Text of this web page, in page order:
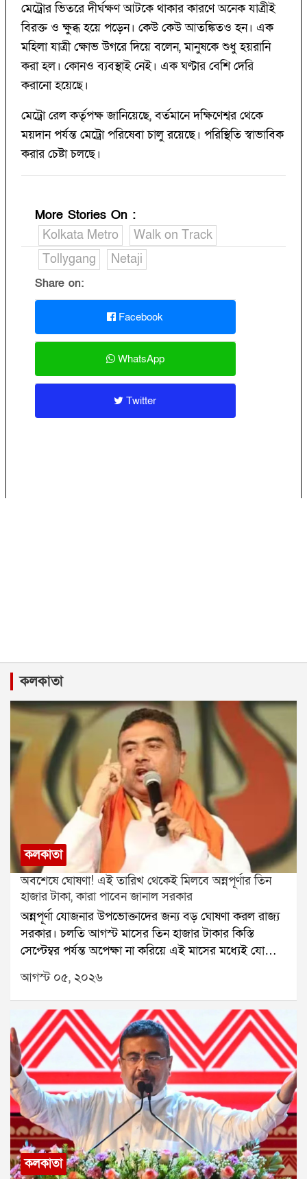
মেট্রোর ভিতরে দীর্ঘক্ষণ আটকে থাকার কারণে অনেক যাত্রীই
বিরক্ত ও ক্ষুব্ধ হয়ে পড়েন। কেউ কেউ আতঙ্কিতও হন। এক
মহিলা যাত্রী ক্ষোভ উগরে দিয়ে বলেন, মানুষকে শুধু হয়রানি
করা হল। কোনও ব্যবস্থাই নেই। এক ঘণ্টার বেশি দেরি
করানো হয়েছে।
মেট্রো রেল কর্তৃপক্ষ জানিয়েছে, বর্তমানে দক্ষিণেশ্বর থেকে
ময়দান পর্যন্ত মেট্রো পরিষেবা চালু রয়েছে। পরিস্থিতি স্বাভাবিক
করার চেষ্টা চলছে।
More Stories On :
Kolkata Metro
Walk on Track
Tollygang
Netaji
Share on:
Facebook
WhatsApp
Twitter
কলকাতা
কলকাতা
অবশেষে ঘোষণা! এই তারিখ থেকেই মিলবে অন্নপূর্ণার তিন
হাজার টাকা, কারা পাবেন জানাল সরকার
অন্নপূর্ণা যোজনার উপভোক্তাদের জন্য বড় ঘোষণা করল রাজ্য
সরকার। চলতি আগস্ট মাসের তিন হাজার টাকার কিস্তি
সেপ্টেম্বর পর্যন্ত অপেক্ষা না করিয়ে এই মাসের মধ্যেই যোগ্য
উপভোক্তাদের অ্যাকাউন্টে পাঠানো হবে। সরকারের পক্ষ থেকে
জানানো হয়েছে, পনেরো আগস্টের পর থেকেই ধাপে ধাপে
টাকা পাঠানোর কাজ শুরু হবে।সরকারি সূত্রে জানা গিয়েছে,
অনলাইনে আবেদন করার সময় বহু ক্ষেত্রে ভুল তথ্য জমা
পড়েছে। কোথাও ভুল নথি, কোথাও আবার ব্যাঙ্কের তথ্যের
অসঙ্গতি ধরা পড়েছে। তাই প্রত্যেকটি আবেদন বিস্তারিতভাবে
খতিয়ে দেখতে বিডিও স্তরে সমীক্ষা শুরু হয়েছে। সমীক্ষা শেষ
হওয়ার পরেই প্রকৃত উপভোক্তাদের অ্যাকাউন্টে টাকা পাঠানো
হবে।নারী ও শিশুকল্যাণ মন্ত্রী মালতী রাভা রায় জানিয়েছেন,
যাঁরা প্রকৃতভাবে এই প্রকল্পের সুবিধা পাওয়ার যোগ্য, তাঁরাই
টাকা পাবেন। ভুল তথ্য দিয়ে আবেদন করলে বা যোগ্য না
হয়েও আবেদন করলে কোনওভাবেই টাকা দেওয়া হবে না।
তিনি আরও বলেন, যাঁদের পরিবারের আর্থিক অবস্থা ভালো
আগস্ট ০৫, ২০২৬
কলকাতা